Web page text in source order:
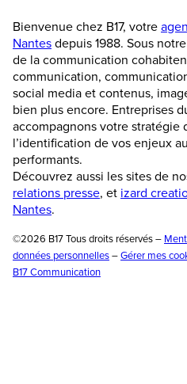
Bienvenue chez B17, votre
Nantesdepuis 1988. Sous
de la communication
communication,
social media et contenus,
bien plus encore. Entreprises
accompagnons votre stratégie
l’identification de vos enjeux
performants.
Découvrez aussi les sites de
relations presse, et izard
Nantes.
©2026 B17 Tous droits réservés –
données personnelles–Gérer mes
B17 Communication